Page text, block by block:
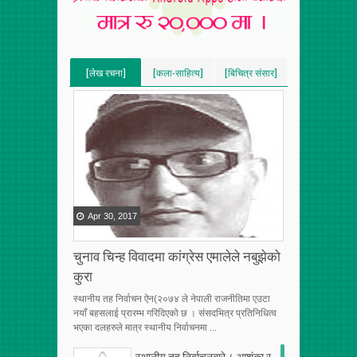
[लेख रचना]
[VERTICAL]
[RECENT][5]
[कला-साहित्य]
[VERTICAL]
[बिचित्र संसार]
[VERTICAL]
[RECENT][5]
चुनाव चिन्ह विवादमा कांग्रेस एमालेले नबुझेको
कुरा
Apr 30 2017
स्थानीय तह निर्वाचन ऐन(२०७४ ले नेपाली राजनीतिमा एउटा
नयाँ बहसलाई प्रारम्भ गरिदिएको छ । संसदभित्र प्रतिनिधित्व
भएका दलहरुले मात्र स्थानीय निर्वाचनमा ...